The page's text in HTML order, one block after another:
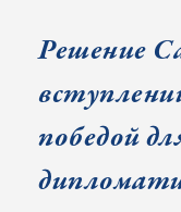
Решение
победой